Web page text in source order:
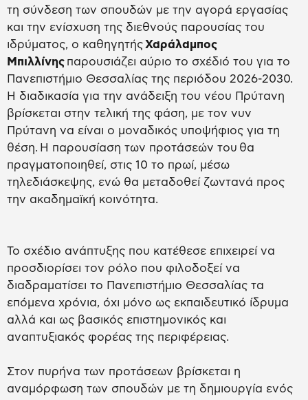
τη σύνδεση των σπουδών με την αγορά εργασίας
και την ενίσχυση της διεθνούς παρουσίας του
ιδρύματος, ο καθηγητήςΧαράλαμπος
Μπιλλίνης παρουσιάζει αύριο το σχέδιό του για το
Πανεπιστήμιο Θεσσαλίας της περιόδου 2026-2030.
Η διαδικασία για την ανάδειξη του νέου Πρύτανη
βρίσκεται στην τελική της φάση, με τον νυν
Πρύτανη να είναι ο μοναδικός υποψήφιος για τη
θέση. Η παρουσίαση των προτάσεών του θα
πραγματοποιηθεί, στις 10 το πρωί, μέσω
τηλεδιάσκεψης, ενώ θα μεταδοθεί ζωντανά προς
την ακαδημαϊκή κοινότητα.
Το σχέδιο ανάπτυξης που κατέθεσε επιχειρεί να
προσδιορίσει τον ρόλο που φιλοδοξεί να
διαδραματίσει το Πανεπιστήμιο Θεσσαλίας τα
επόμενα χρόνια, όχι μόνο ως εκπαιδευτικό ίδρυμα
αλλά και ως βασικός επιστημονικός και
αναπτυξιακός φορέας της περιφέρειας.
Στον πυρήνα των προτάσεων βρίσκεται η
αναμόρφωση των σπουδών με τη δημιουργία ενός